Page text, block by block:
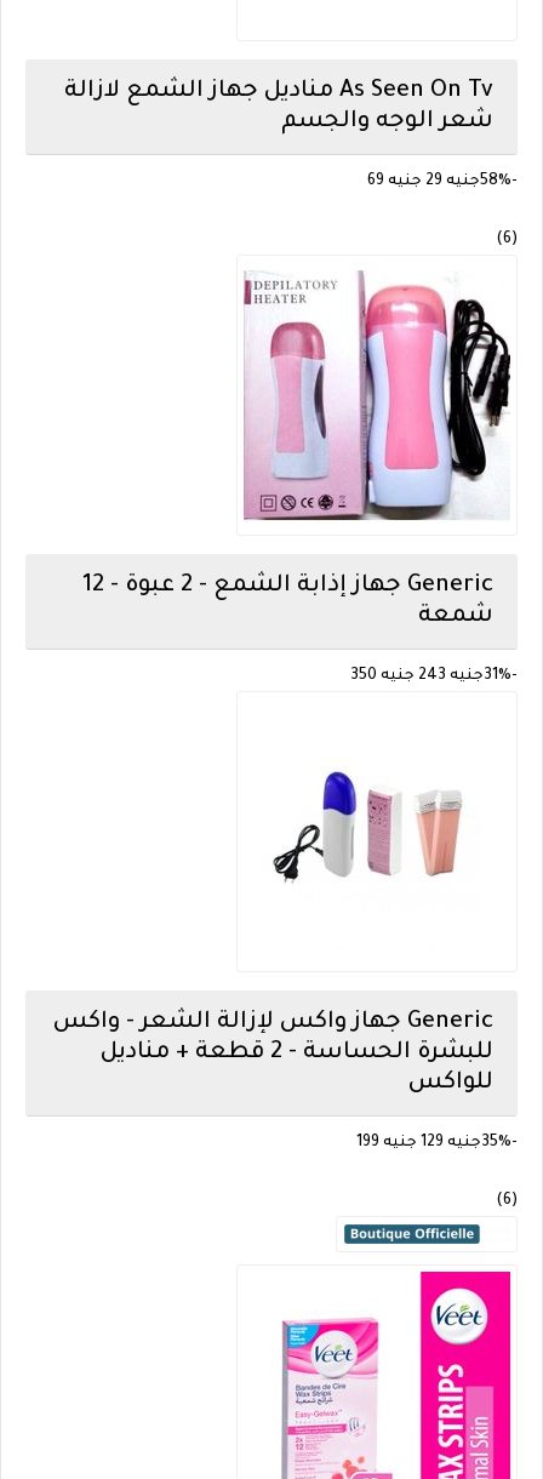
As Seen On Tv مناديل جهاز الشمع لازالة
شعر الوجه والجسم
-58% جنيه 29 جنيه 69
(6)
Generic
جهاز إذابة الشمع - 2 عبوة - 12
شمعة
-31% جنيه 243 جنيه 350
Generic جهاز واكس لإزالة الشعر - واكس
للبشرة الحساسة - 2 قطعة + مناديل
للواكس
-35% جنيه 129 جنيه 199
(6)